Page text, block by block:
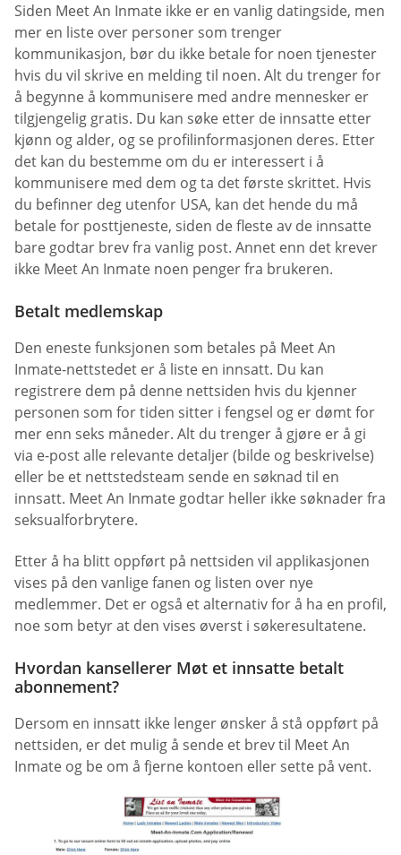
Siden Meet An Inmate ikke er en vanlig datingside, men
mer en liste over personer som trenger
kommunikasjon, bør du ikke betale for noen tjenester
hvis du vil skrive en melding til noen. Alt du trenger for
å begynne å kommunisere med andre mennesker er
tilgjengelig gratis. Du kan søke etter de innsatte etter
kjønn og alder, og se profilinformasjonen deres. Etter
det kan du bestemme om du er interessert i å
kommunisere med dem og ta det første skrittet. Hvis
du befinner deg utenfor USA, kan det hende du må
betale for posttjeneste, siden de fleste av de innsatte
bare godtar brev fra vanlig post. Annet enn det krever
ikke Meet An Inmate noen penger fra brukeren.
Betalt medlemskap
Den eneste funksjonen som betales på Meet An
Inmate-nettstedet er å liste en innsatt. Du kan
registrere dem på denne nettsiden hvis du kjenner
personen som for tiden sitter i fengsel og er dømt for
mer enn seks måneder. Alt du trenger å gjøre er å gi
via e-post alle relevante detaljer (bilde og beskrivelse)
eller be et nettstedsteam sende en søknad til en
innsatt. Meet An Inmate godtar heller ikke søknader fra
seksualforbrytere.
Etter å ha blitt oppført på nettsiden vil applikasjonen
vises på den vanlige fanen og listen over nye
medlemmer. Det er også et alternativ for å ha en profil,
noe som betyr at den vises øverst i søkeresultatene.
Hvordan kansellerer Møt et innsatte betalt
abonnement?
Dersom en innsatt ikke lenger ønsker å stå oppført på
nettsiden, er det mulig å sende et brev til Meet An
Inmate og be om å fjerne kontoen eller sette på vent.